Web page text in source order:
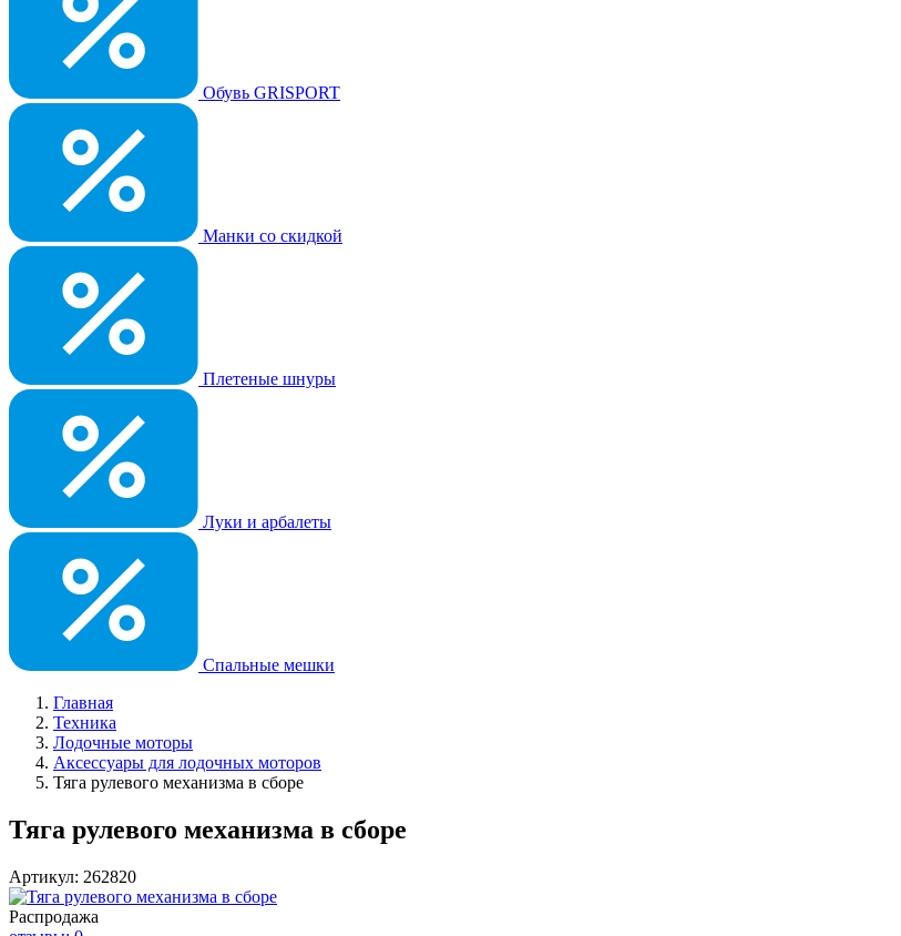
Обувь GRISPORT
Манки со скидкой
Плетеные шнуры
Луки и арбалеты
Спальные мешки
Главная
Техника
Лодочные моторы
Аксессуары для лодочных моторов
Тяга рулевого механизма в сборе
Тяга рулевого механизма в сборе
Артикул: 262820
Распродажа